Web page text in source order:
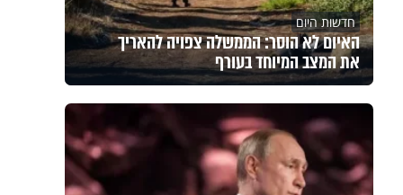
חדשות היום
האיום לא הוסר: הממשלה צפויה להאריך
את המצב המיוחד בעורף